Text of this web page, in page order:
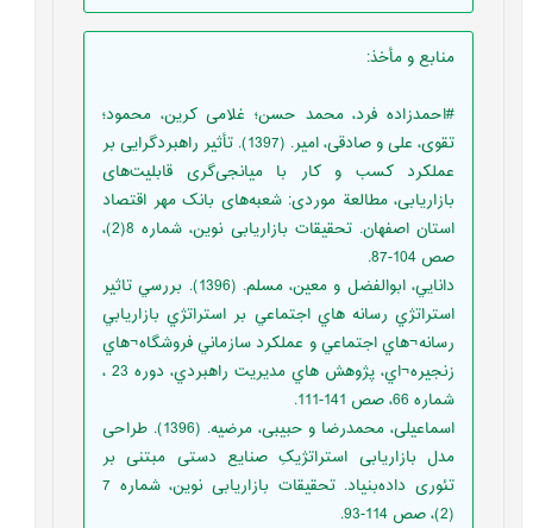
منابع و مأخذ:
#احمدزاده فرد، محمد حسن؛ غلامی کرین، محمود؛
تقوی، علی و صادقی، امیر. (1397). تأثیر راهبردگرایی بر
عملکرد کسب و کار با میانجی‌گری قابلیت‌های
بازاریابی، مطالعة موردی: شعبه‌های بانک مهر اقتصاد
استان اصفهان. تحقیقات بازاریابی نوین، شماره 8(2)،
صص 104-87.
دانايي، ابوالفضل و معين، مسلم. (1396). بررسي تاثير
استراتژي رسانه هاي اجتماعي بر استراتژي بازاريابي
رسانه¬هاي اجتماعي و عملکرد سازماني فروشگاه¬هاي
زنجيره¬اي، پژوهش هاي مديريت راهبردي، دوره 23 ،
شماره 66، صص 141-111.
اسماعیلی، محمدرضا و حبیبی، مرضیه. (1396). طراحی
مدل بازاریابی استراتژیکِ صنایع دستی مبتنی بر
تئوری داده‌بنیاد. تحقیقات بازاریابی نوین، شماره 7